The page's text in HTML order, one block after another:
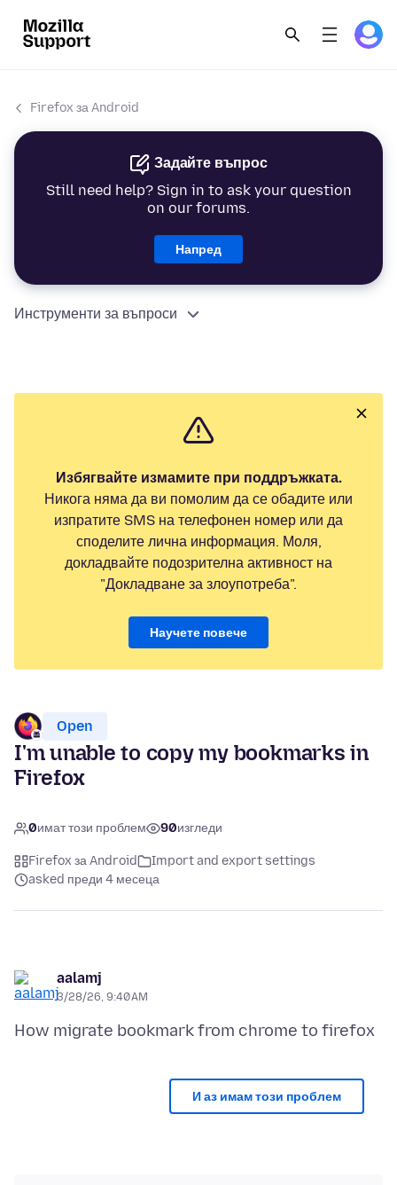
Firefox за Android
Задайте въпрос
Still need help? Sign in to ask your question
on our forums.
Напред
Инструменти за въпроси
Избягвайте измамите при поддръжката.
Никога няма да ви помолим да се обадите или
изпратите SMS на телефонен номер или да
споделите лична информация. Моля,
докладвайте подозрителна активност на
"Докладване за злоупотреба".
Научете повече
Open
I'm unable to copy my bookmarks in
Firefox
0имат този проблем 90изгледи
Firefox за Android
Import and export settings
asked преди 4 месеца
aalamj
3/28/26, 9:40 AM
И аз имам този проблем